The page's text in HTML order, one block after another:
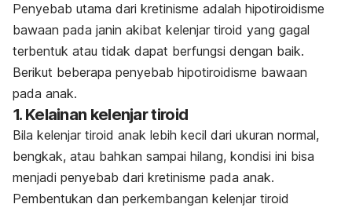
Penyebab utama dari kretinisme adalah hipotiroidisme
bawaan pada janin akibat kelenjar tiroid yang gagal
terbentuk atau tidak dapat berfungsi dengan baik.
Berikut beberapa penyebab hipotiroidisme bawaan
pada anak.
1. Kelainan kelenjar tiroid
Bila kelenjar tiroid anak lebih kecil dari ukuran normal,
bengkak, atau bahkan sampai hilang, kondisi ini bisa
menjadi penyebab dari kretinisme pada anak.
Pembentukan dan perkembangan kelenjar tiroid